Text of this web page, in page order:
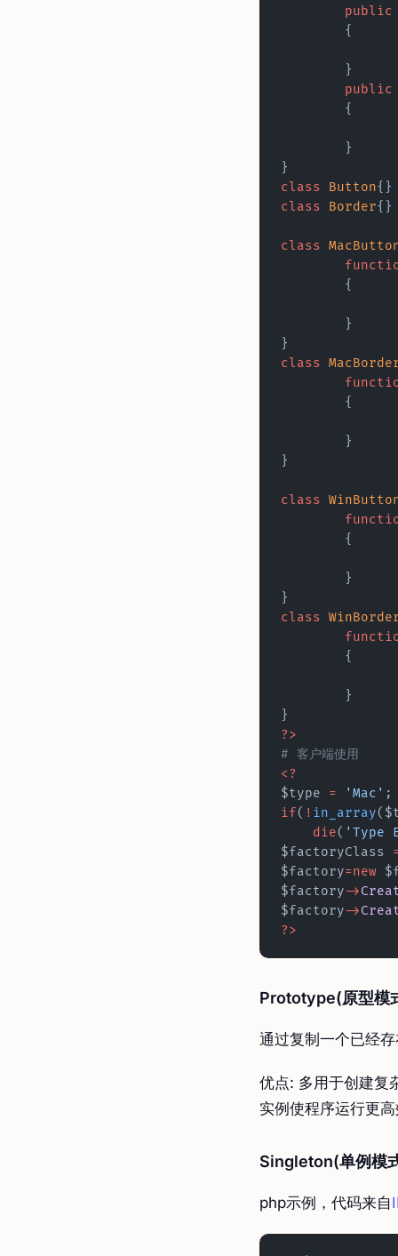
	public
	{
	}
	public
	{
	}
}
class Button{}
class Border{}
class
	{
	}
}
class
	{
	}
}
class
	{
	}
}
class
	{
	}
}
?>
# 客户端使用
<?
$type = 'Mac'
if( ! in_array
    die
( 'Type
$factoryClass
$factory=new
$factory->
$factory->
?>
Prototype(原型模
通过复制一个已经
优点: 多用于创建复
实例使程序运行更
Singleton(单例模
php示例，代码来自